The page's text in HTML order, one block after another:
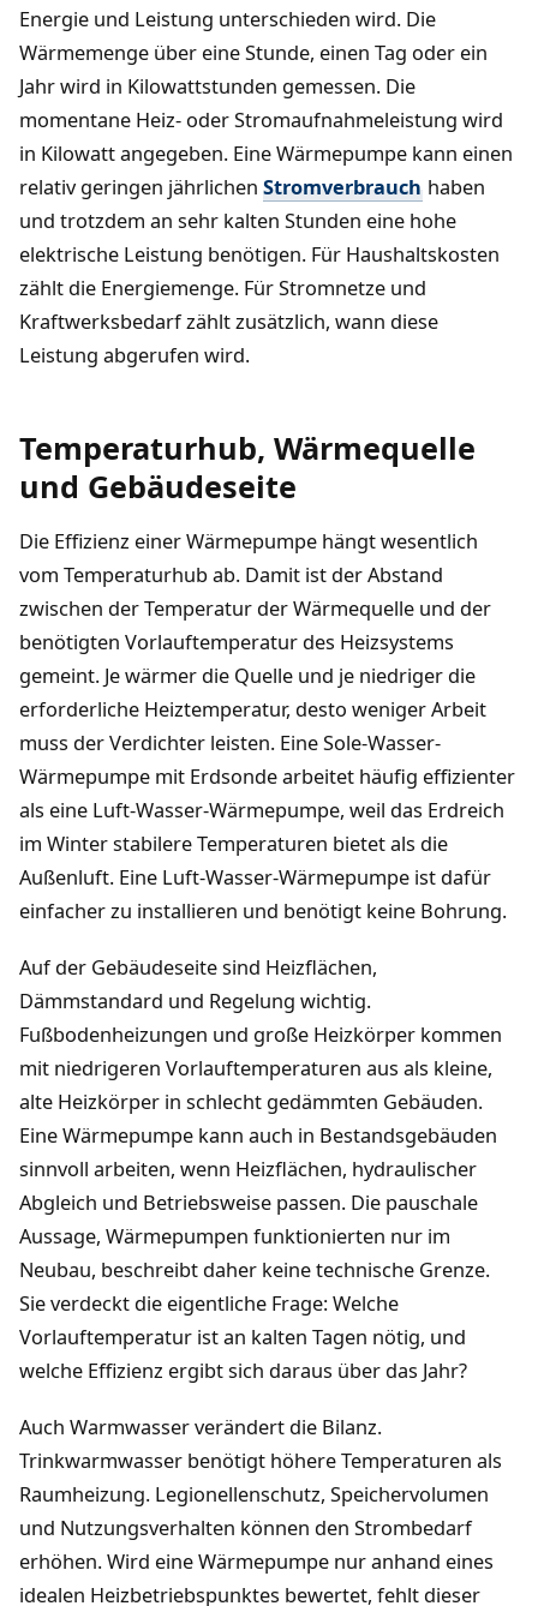
Energie und Leistung unterschieden wird. Die
Wärmemenge über eine Stunde, einen Tag oder ein
Jahr wird in Kilowattstunden gemessen. Die
momentane Heiz- oder Stromaufnahmeleistung wird
in Kilowatt angegeben. Eine Wärmepumpe kann einen
relativ geringen jährlichen Stromverbrauch haben
und trotzdem an sehr kalten Stunden eine hohe
elektrische Leistung benötigen. Für Haushaltskosten
zählt die Energiemenge. Für Stromnetze und
Kraftwerksbedarf zählt zusätzlich, wann diese
Leistung abgerufen wird.
Temperaturhub, Wärmequelle
und Gebäudeseite
Die Effizienz einer Wärmepumpe hängt wesentlich
vom Temperaturhub ab. Damit ist der Abstand
zwischen der Temperatur der Wärmequelle und der
benötigten Vorlauftemperatur des Heizsystems
gemeint. Je wärmer die Quelle und je niedriger die
erforderliche Heiztemperatur, desto weniger Arbeit
muss der Verdichter leisten. Eine Sole-Wasser-
Wärmepumpe mit Erdsonde arbeitet häufig effizienter
als eine Luft-Wasser-Wärmepumpe, weil das Erdreich
im Winter stabilere Temperaturen bietet als die
Außenluft. Eine Luft-Wasser-Wärmepumpe ist dafür
einfacher zu installieren und benötigt keine Bohrung.
Auf der Gebäudeseite sind Heizflächen,
Dämmstandard und Regelung wichtig.
Fußbodenheizungen und große Heizkörper kommen
mit niedrigeren Vorlauftemperaturen aus als kleine,
alte Heizkörper in schlecht gedämmten Gebäuden.
Eine Wärmepumpe kann auch in Bestandsgebäuden
sinnvoll arbeiten, wenn Heizflächen, hydraulischer
Abgleich und Betriebsweise passen. Die pauschale
Aussage, Wärmepumpen funktionierten nur im
Neubau, beschreibt daher keine technische Grenze.
Sie verdeckt die eigentliche Frage: Welche
Vorlauftemperatur ist an kalten Tagen nötig, und
welche Effizienz ergibt sich daraus über das Jahr?
Auch Warmwasser verändert die Bilanz.
Trinkwarmwasser benötigt höhere Temperaturen als
Raumheizung. Legionellenschutz, Speichervolumen
und Nutzungsverhalten können den Strombedarf
erhöhen. Wird eine Wärmepumpe nur anhand eines
idealen Heizbetriebspunktes bewertet, fehlt dieser